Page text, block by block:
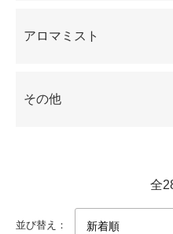
アロマミスト
その他
全
並び替え：